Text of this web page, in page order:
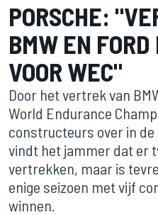
PORSCHE:
BMW EN
VOOR WEC"
Door het vertrek van
World Endurance
constructeurs over in de
vindt het jammer dat er
vertrekken, maar is
enige seizoen met vijf
winnen.